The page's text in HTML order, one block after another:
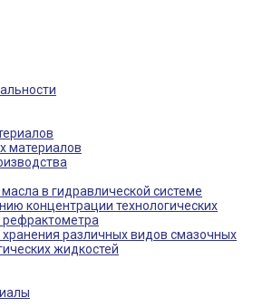
материалов
в гидравлической системе
концентрации технологических
различных видов смазочных
жидкостей